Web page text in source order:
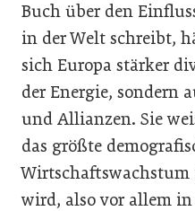
Buch über den
in der Welt schreibt,
sich Europa stärker
der Energie, sondern
und Allianzen. Sie
das größte
wird, also vor allem